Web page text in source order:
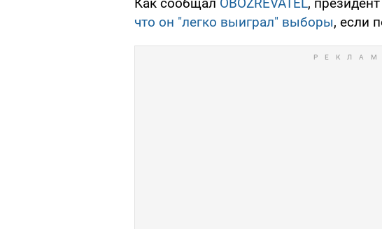
Как сообщал OBOZREVATEL,
что он "легко выиграл" выборы, если